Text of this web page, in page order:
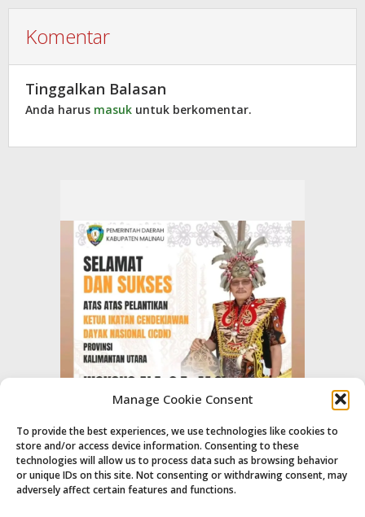
Manage Cookie Consent
To provide the best experiences, we use technologies like cookies to
store and/or access device information. Consenting to these
technologies will allow us to process data such as browsing behavior
or unique IDs on this site. Not consenting or withdrawing consent, may
adversely affect certain features and functions.
Komentar
Tinggalkan Balasan
Anda harus masuk untuk berkomentar.